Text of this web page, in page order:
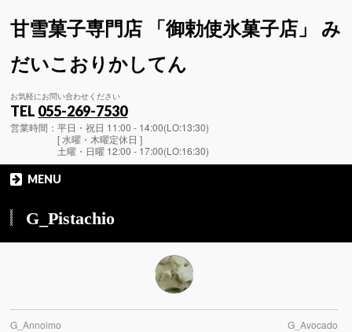
甘雪菓子専門店 「御勅使氷菓子店」 み
だいこおりかしてん
お気軽にお問い合わせください
TEL 055-269-7530
営業時間：平日・祝日 11:00 - 14:00(LO:13:30)
[ 水曜・木曜定休日 ]
土曜・日曜 12:00 - 17:00(LO:16:30)
MENU
G_Pistachio
G_Annoimo G_Avocado